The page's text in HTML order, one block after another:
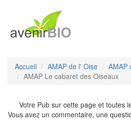
Accueil AMAP de l' Oise
AMAP
AMAP Le cabaret des Oiseaux
Votre Pub sur cette page et toutes
Vous avez un commentaire, une